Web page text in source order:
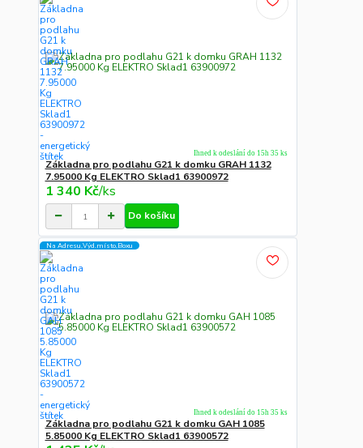
Základna pro podlahu G21 k domku GRAH 1132
7.95000 Kg ELEKTRO Sklad1 63900972
1 340 Kč/ks
Ihned k odeslání do 15h 35 ks
Do košíku
Na Adresu,Výd.místo,Boxu
Základna pro podlahu G21 k domku GAH 1085
5.85000 Kg ELEKTRO Sklad1 63900572
Ihned k odeslání do 15h 35 ks